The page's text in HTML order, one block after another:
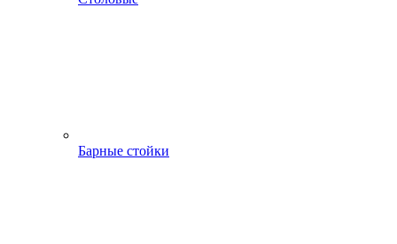
Барные стойки